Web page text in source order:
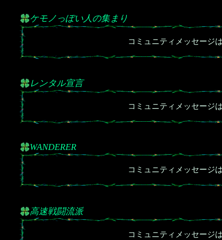
ケモノっぽい人の集まり
コミュニティメッセージ
レンタル宣言
コミュニティメッセージ
WANDERER
コミュニティメッセージ
高速戦闘流派
コミュニティメッセージ